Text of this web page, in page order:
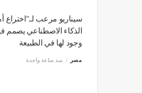
سيناريو مرعب لـ"اختراع
الذكاء الاصطناعي يصمم
وجود لها في الطبيعة
مصر منذ ساعة واحدة